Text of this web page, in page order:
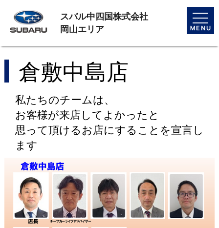
toggle
スバル中四国株式会社
岡山エリア
倉敷中島店
私たちのチームは、
お客様が来店してよかったと
思って頂けるお店にすることを宣言し
ます